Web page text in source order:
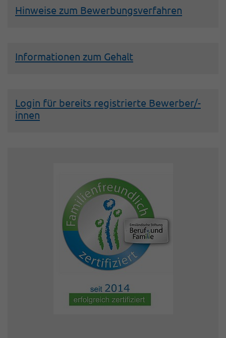
Hinweise zum Bewerbungsverfahren
Informationen zum Gehalt
Login für bereits registrierte Bewerber/-
innen